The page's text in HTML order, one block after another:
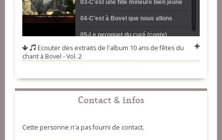
Albert Poulain)
(Marie Tessier)
03-C'est une fille mineure bien jeune
(Louis Bernier)
04-C'est à Bovel que nous allons
(marche) (Martin Heuzé)
05-Le peroquet du curé (conte)
(Elise Denier)
06-Le meunier et le diable (conte)
(Albert Poulain)
09-Le hérisson et la bogue de
Burban)
11-C'est la petite Rosalie qu'a perdu
Ecouter des extraits de l'album 10 ans de fêtes du
chant à Bovel - Vol. 2
Contact & infos
Cette personne n'a pas fourni de contact.